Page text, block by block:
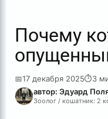
Почему
📅17 декабря 2025⏱3
автор: Эдуард
Зоолог / кошатник: 2